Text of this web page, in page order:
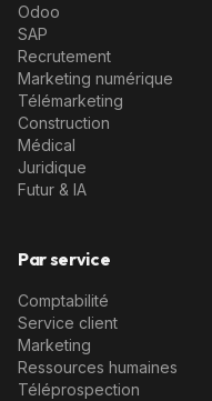
Odoo
SAP
Recrutement
Marketing numérique
Télémarketing
Construction
Médical
Juridique
Futur & IA
Par service
Comptabilité
Service client
Marketing
Ressources humaines
Téléprospection